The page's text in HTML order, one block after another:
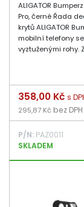
ALIGATOR
Pro, černé Řada
krytů ALIGATOR
mobilní telefony
vyztuženými rohy.
Cena
358,00 Kč s
295,87 Kč bez DPH
P/N: PAZ0011
SKLADEM